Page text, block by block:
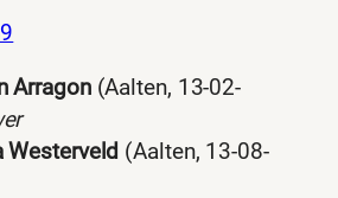
Arragon(Aalten, 13-02-
Westerveld (Aalten, 13-08-